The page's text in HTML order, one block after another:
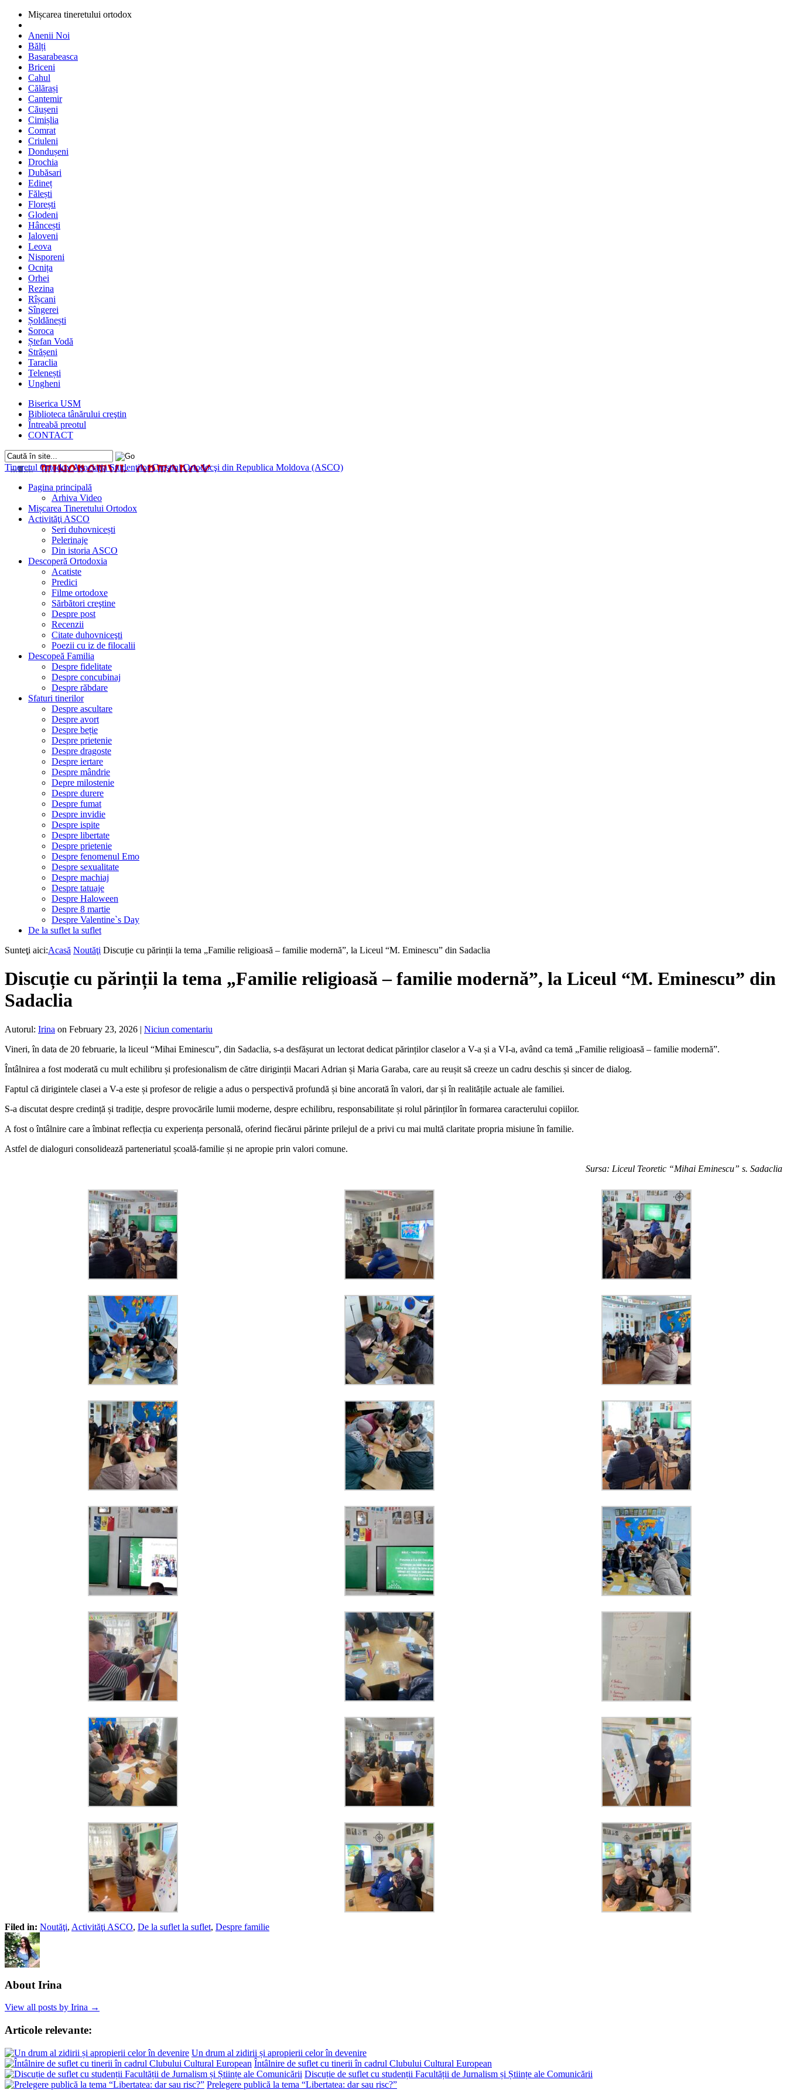
Mișcarea tineretului ortodox
Anenii Noi
Bălți
Basarabeasca
Briceni
Cahul
Călărași
Cantemir
Căușeni
Cimișlia
Comrat
Criuleni
Dondușeni
Drochia
Dubăsari
Edineț
Fălești
Florești
Glodeni
Hâncești
Ialoveni
Leova
Nisporeni
Ocnița
Orhei
Rezina
Rîșcani
Sîngerei
Șoldănești
Soroca
Ștefan Vodă
Strășeni
Taraclia
Telenești
Ungheni
Biserica USM
Biblioteca tânărului creştin
Întreabă preotul
CONTACT
Tineretul OrtodoxAsociaţia Studenţilor Creştini Ortodocşi din Republica Moldova (ASCO)
Pagina principală
Arhiva Video
Mișcarea Tineretului Ortodox
Activităţi ASCO
Seri duhovnicești
Pelerinaje
Din istoria ASCO
Descoperă Ortodoxia
Acatiste
Predici
Filme ortodoxe
Sărbători creştine
Despre post
Recenzii
Citate duhovniceşti
Poezii cu iz de filocalii
Descopeă Familia
Despre fidelitate
Despre concubinaj
Despre răbdare
Sfaturi tinerilor
Despre ascultare
Despre avort
Despre beție
Despre prietenie
Despre dragoste
Despre iertare
Despre mândrie
Depre milostenie
Despre durere
Despre fumat
Despre invidie
Despre ispite
Despre libertate
Despre prietenie
Despre fenomenul Emo
Despre sexualitate
Despre machiaj
Despre tatuaje
Despre Haloween
Despre 8 martie
Despre Valentine`s Day
De la suflet la suflet
Sunteţi aici:Acasă Noutăţi Discuție cu părinții la tema „Familie religioasă – familie modernă”, la Liceul “M. Eminescu” din Sadaclia
Discuție cu părinții la tema „Familie religioasă – familie modernă”, la Liceul “M. Eminescu” din
Sadaclia
Autorul: Irina on February 23, 2026 | Niciun comentariu
Vineri, în data de 20 februarie, la liceul “Mihai Eminescu”, din Sadaclia, s-a desfășurat un lectorat dedicat părinților claselor a V-a și a VI-a, având ca temă „Familie religioasă – familie modernă”.
Întâlnirea a fost moderată cu mult echilibru și profesionalism de către diriginții Macari Adrian și Maria Garaba, care au reușit să creeze un cadru deschis și sincer de dialog.
Faptul că dirigintele clasei a V-a este și profesor de religie a adus o perspectivă profundă și bine ancorată în valori, dar și în realitățile actuale ale familiei.
S-a discutat despre credință și tradiție, despre provocările lumii moderne, despre echilibru, responsabilitate și rolul părinților în formarea caracterului copiilor.
A fost o întâlnire care a îmbinat reflecția cu experiența personală, oferind fiecărui părinte prilejul de a privi cu mai multă claritate propria misiune în familie.
Astfel de dialoguri consolidează parteneriatul școală-familie și ne apropie prin valori comune.
Sursa: Liceul Teoretic “Mihai Eminescu” s. Sadaclia
Filed in: Noutăţi, Activităţi ASCO, De la suflet la suflet, Despre familie
About Irina
View all posts by Irina →
Articole relevante:
Un drum al zidirii și apropierii celor în devenire
Întâlnire de suflet cu tinerii în cadrul Clubului Cultural European
Discuție de suflet cu studenții Facultății de Jurnalism și Științe ale Comunicării
Prelegere publică la tema “Libertatea: dar sau risc?”